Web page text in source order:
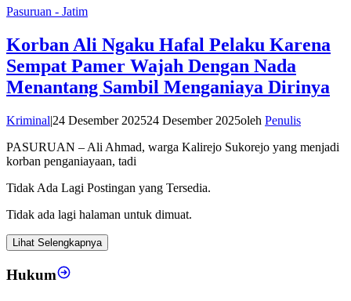
Pasuruan - Jatim
Korban Ali Ngaku Hafal Pelaku Karena
Sempat Pamer Wajah Dengan Nada
Menantang Sambil Menganiaya Dirinya
Kriminal|24 Desember 202524 Desember 2025oleh Penulis
PASURUAN – Ali Ahmad, warga Kalirejo Sukorejo yang menjadi
korban penganiayaan, tadi
Tidak Ada Lagi Postingan yang Tersedia.
Tidak ada lagi halaman untuk dimuat.
Lihat Selengkapnya
Hukum